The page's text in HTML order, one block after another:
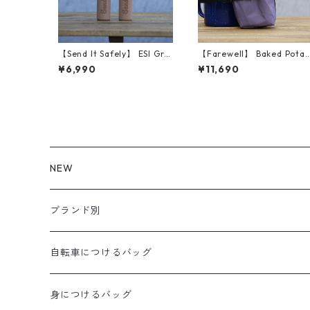
【Send It Safely】 ESI Grip
s (SENDY NATL FOREST TA
N)
¥6,990
【Farewell】 Baked Potat
o™ （Plum RX30）
¥11,690
NEW
ブランド別
aldr works
B3
自転車につけるバッグ
WALD 用バッグ
身につけるバッグ